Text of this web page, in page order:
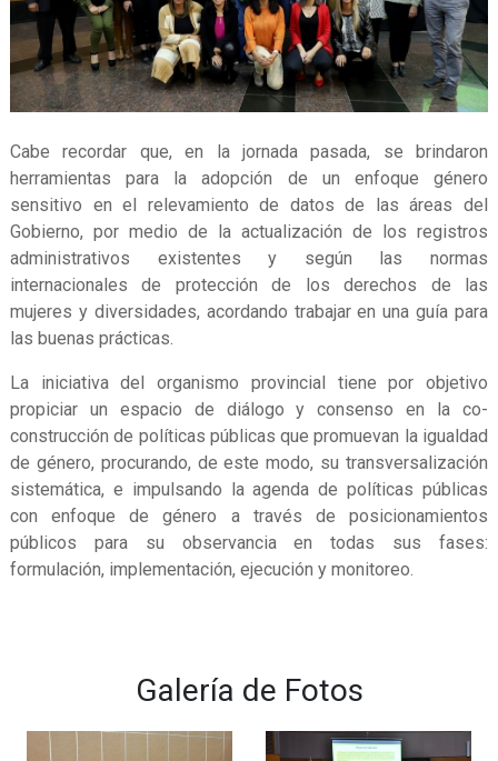
Cabe recordar que, en la jornada pasada, se brindaron
herramientas para la adopción de un enfoque género
sensitivo en el relevamiento de datos de las áreas del
Gobierno, por medio de la actualización de los registros
administrativos existentes y según las normas
internacionales de protección de los derechos de las
mujeres y diversidades, acordando trabajar en una guía para
las buenas prácticas.
La iniciativa del organismo provincial tiene por objetivo
propiciar un espacio de diálogo y consenso en la co-
construcción de políticas públicas que promuevan la igualdad
de género, procurando, de este modo, su transversalización
sistemática, e impulsando la agenda de políticas públicas
con enfoque de género a través de posicionamientos
públicos para su observancia en todas sus fases:
formulación, implementación, ejecución y monitoreo.
Galería de Fotos